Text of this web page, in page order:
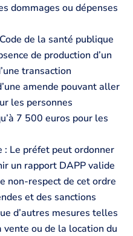
dommages ou dépenses
de la santé publique
de production d’un
transaction
amende pouvant aller
les personnes
7 500 euros pour les
: Le préfet peut ordonner
un rapport DAPP valide
non-respect de cet ordre
et des sanctions
d’autres mesures telles
ou de la location du